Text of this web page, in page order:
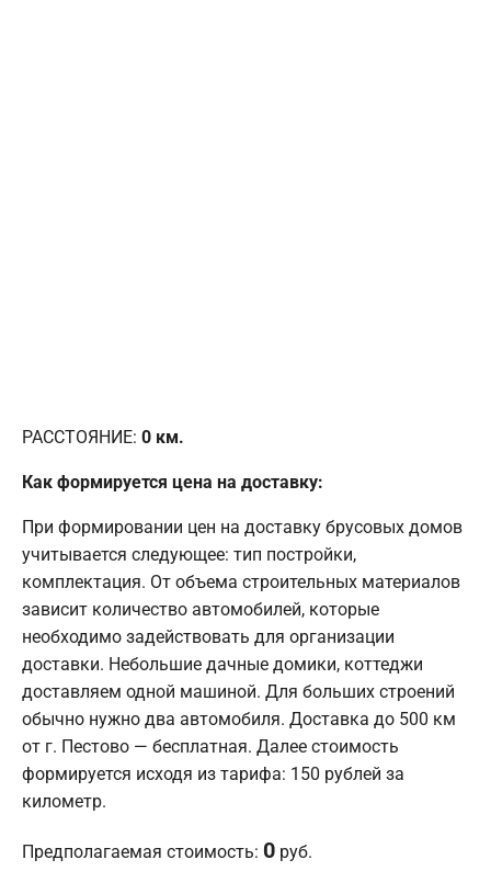
РАССТОЯНИЕ: 0 км.
Как формируется цена на доставку:
При формировании цен на доставку брусовых домов
учитывается следующее: тип постройки,
комплектация. От объема строительных материалов
зависит количество автомобилей, которые
необходимо задействовать для организации
доставки. Небольшие дачные домики, коттеджи
доставляем одной машиной. Для больших строений
обычно нужно два автомобиля. Доставка до 500 км
от г. Пестово — бесплатная. Далее стоимость
формируется исходя из тарифа: 150 рублей за
километр.
Предполагаемая стоимость: 0 руб.